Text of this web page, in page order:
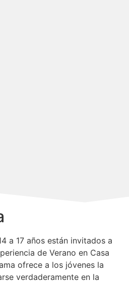
a 17 años están invitados a
de Verano en Casa
ofrece a los jóvenes la
verdaderamente en la